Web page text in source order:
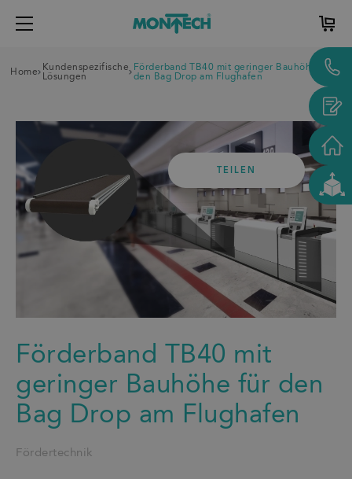
Home
Kundenspezifische
Lösungen
Förderband TB40 mit geringer Bauhöhe für
den Bag Drop am Flughafen
TEILEN
Förderband TB40 mit
geringer Bauhöhe für den
Bag Drop am Flughafen
Fördertechnik